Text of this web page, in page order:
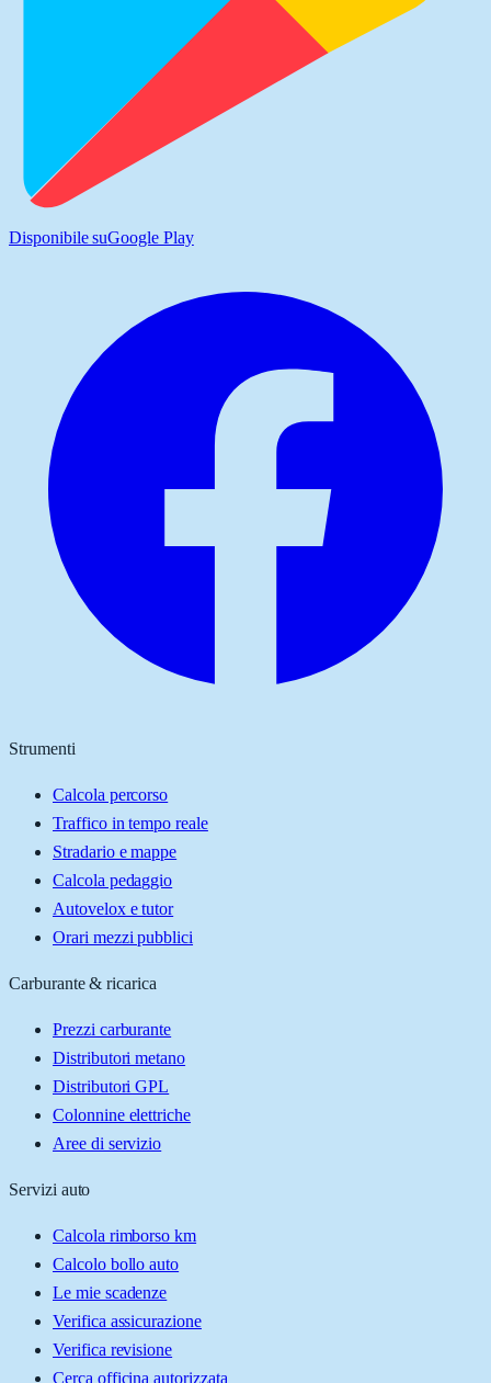
Disponibile suGoogle Play
Strumenti
Calcola percorso
Traffico in tempo reale
Stradario e mappe
Calcola pedaggio
Autovelox e tutor
Orari mezzi pubblici
Carburante & ricarica
Prezzi carburante
Distributori metano
Distributori GPL
Colonnine elettriche
Aree di servizio
Servizi auto
Calcola rimborso km
Calcolo bollo auto
Le mie scadenze
Verifica assicurazione
Verifica revisione
Cerca officina autorizzata